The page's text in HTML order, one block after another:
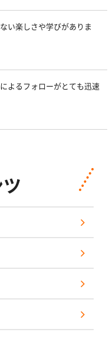
い楽しさや学びがありま
よるフォローがとても迅速